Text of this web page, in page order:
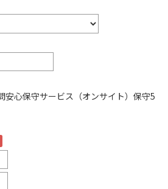
安心保守サービス（オンサイト）保守5